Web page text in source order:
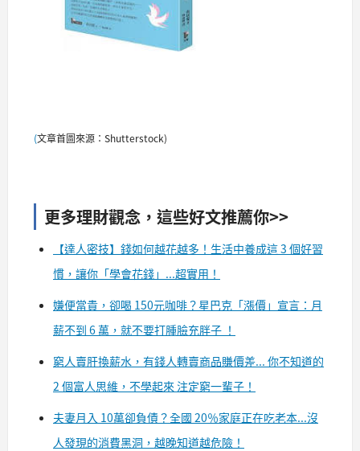
(文章首圖來源：Shutterstock)
更多理財觀念，這些好文推薦你>>
【達人密技】錢如何越花越多！生活中養成這 3 個好習
慣，讓你「學會花錢」...超實用！
嫌便當貴，卻喝 150元咖啡？星巴克「漲價」宣言：月
薪不到 6 萬，就不要打腫臉充胖子 ！
窮人賣肝換薪水，有錢人轉賣商品賺價差... 你不知道的
2 個富人思維，不學起來 注定窮一輩子！
夫妻月入 10萬卻負債？全國 20％家庭正在吃老本...沒
人發現的消費黑洞，越晚知道越危險！